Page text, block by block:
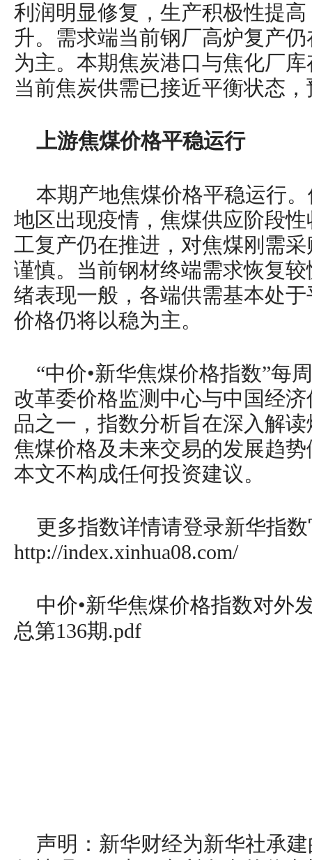
利润明显修复，生产积极性提
升。需求端当前钢厂高炉复产
为主。本期焦炭港口与焦化厂
当前焦炭供需已接近平衡状态
上游焦煤价格平稳运行
本期产地焦煤价格平稳运行
地区出现疫情，焦煤供应阶段
工复产仍在推进，对焦煤刚需
谨慎。当前钢材终端需求恢复
绪表现一般，各端供需基本处
价格仍将以稳为主。
“中价•新华焦煤价格指数”每
改革委价格监测中心与中国经
品之一，指数分析旨在深入解
焦煤价格及未来交易的发展趋
本文不构成任何投资建议。
更多指数详情请登录新华指
http://index.xinhua08.com/
中价•新华焦煤价格指数对
总第136期.pdf
声明：新华财经为新华社承